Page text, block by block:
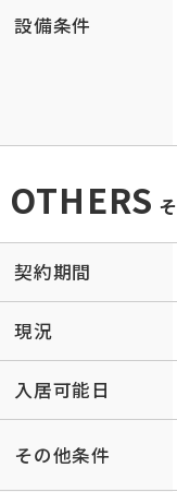
設備条件
OTHERS
契約期間
現況
入居可能日
その他条件